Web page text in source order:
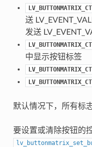
送
发送
中显示按钮标签
默认情况下，所有标
要设置或清除按钮的